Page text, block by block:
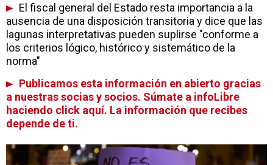
El fiscal general del Estado resta importancia a la
ausencia de una disposición transitoria y dice que las
lagunas interpretativas pueden suplirse "conforme a
los criterios lógico, histórico y sistemático de la
norma"
Publicamos esta información en abierto gracias
a nuestras socias y socios. Súmate a infoLibre
haciendo click aquí. La información que recibes
depende de ti.